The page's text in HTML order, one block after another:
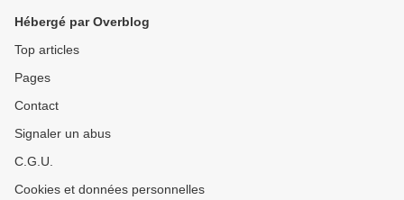
Hébergé par Overblog
Top articles
Pages
Contact
Signaler un abus
C.G.U.
Cookies et données personnelles